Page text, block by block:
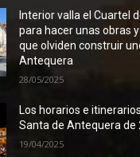
Interior valla el Cuartel
para hacer unas obras
que olviden construir
Antequera
28/05/2025
Los horarios e
Santa de Antequera de
19/04/2025